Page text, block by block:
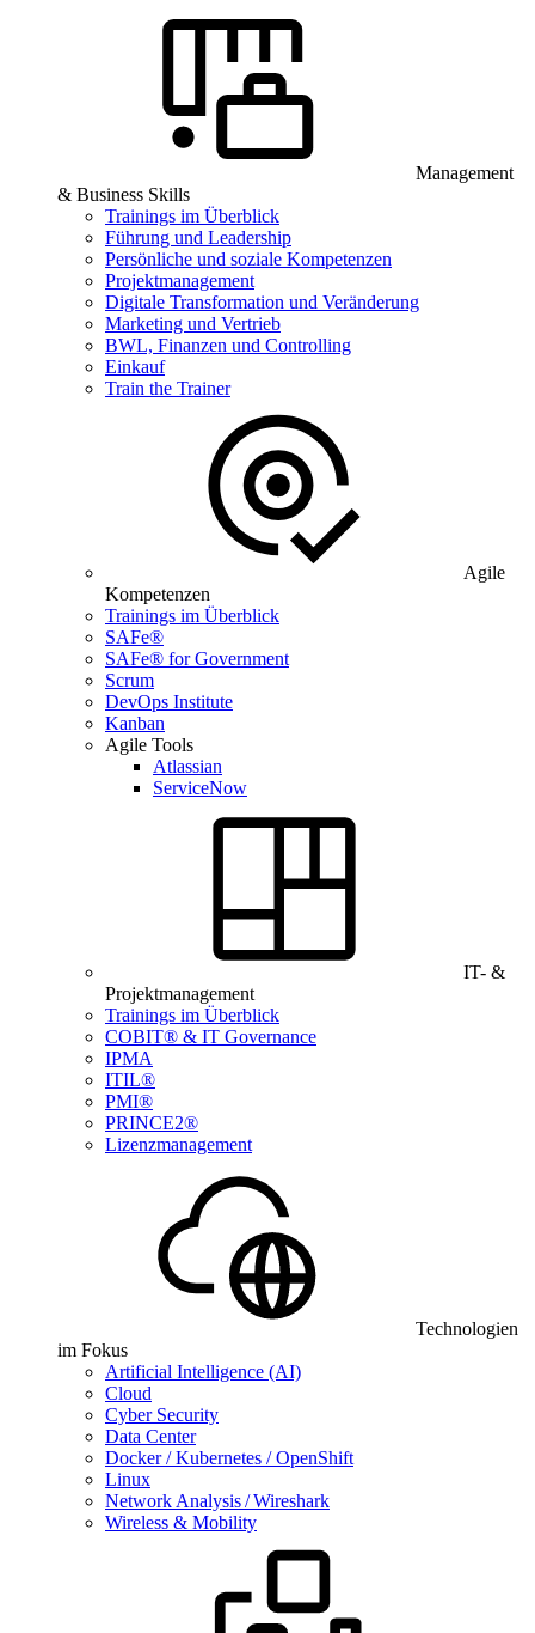
Management
& Business Skills
Trainings im Überblick
Führung und Leadership
Persönliche und soziale Kompetenzen
Projektmanagement
Digitale Transformation und Veränderung
Marketing und Vertrieb
BWL, Finanzen und Controlling
Einkauf
Train the Trainer
Agile
Kompetenzen
Trainings im Überblick
SAFe®
SAFe® for Government
Scrum
DevOps Institute
Kanban
Agile Tools
Atlassian
ServiceNow
IT- &
Projektmanagement
Trainings im Überblick
COBIT® & IT Governance
IPMA
ITIL®
PMI®
PRINCE2®
Lizenzmanagement
Technologien
im Fokus
Artificial Intelligence (AI)
Cloud
Cyber Security
Data Center
Docker / Kubernetes / OpenShift
Linux
Network Analysis / Wireshark
Wireless & Mobility